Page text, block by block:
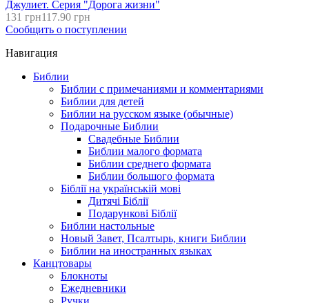
Джулиет. Серия "Дорога жизни"
131 грн117.90 грн
Сообщить о поступлении
Навигация
Библии
Библии с примечаниями и комментариями
Библии для детей
Библии на русском языке (обычные)
Подарочные Библии
Свадебные Библии
Библии малого формата
Библии среднего формата
Библии большого формата
Біблії на українській мові
Дитячі Біблії
Подарункові Біблії
Библии настольные
Новый Завет, Псалтырь, книги Библии
Библии на иностранных языках
Канцтовары
Блокноты
Ежедневники